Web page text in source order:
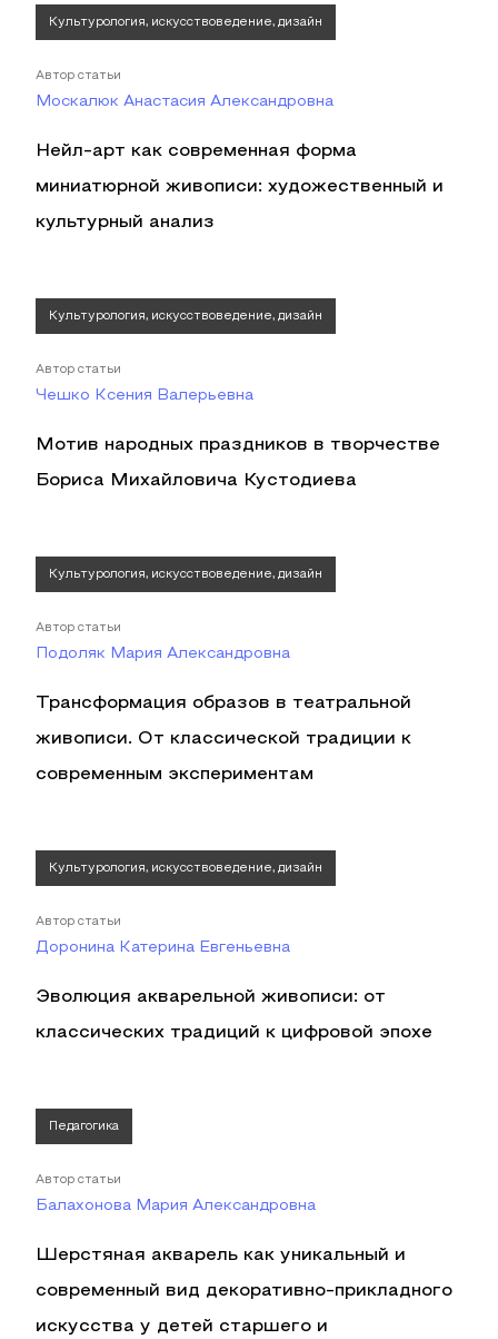
Культурология, искусствоведение, дизайн
Автор статьи
Москалюк Анастасия Александровна
Нейл-арт как современная форма
миниатюрной живописи: художественный и
культурный анализ
Культурология, искусствоведение, дизайн
Автор статьи
Чешко Ксения Валерьевна
Мотив народных праздников в творчестве
Бориса Михайловича Кустодиева
Культурология, искусствоведение, дизайн
Автор статьи
Подоляк Мария Александровна
Трансформация образов в театральной
живописи. От классической традиции к
современным экспериментам
Культурология, искусствоведение, дизайн
Автор статьи
Доронина Катерина Евгеньевна
Эволюция акварельной живописи: от
классических традиций к цифровой эпохе
Педагогика
Автор статьи
Балахонова Мария Александровна
Шерстяная акварель как уникальный и
современный вид декоративно-прикладного
искусства у детей старшего и